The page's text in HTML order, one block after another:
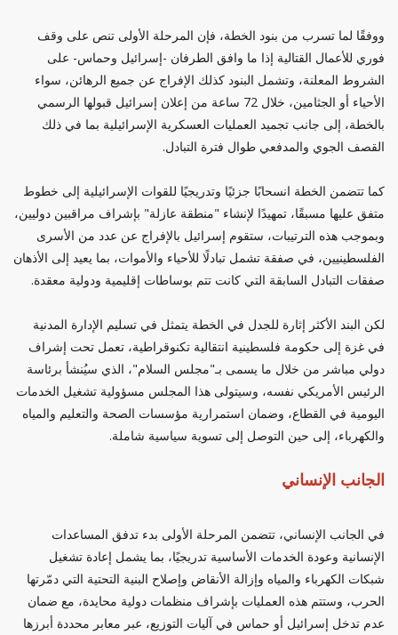
ووفقًا لما تسرب من بنود الخطة، فإن المرحلة الأولى تنص على وقف
فوري للأعمال القتالية إذا ما وافق الطرفان -إسرائيل وحماس- على
الشروط المعلنة، وتشمل البنود كذلك الإفراج عن جميع الرهائن، سواء
الأحياء أو الجثامين، خلال 72 ساعة من إعلان إسرائيل قبولها الرسمي
بالخطة، إلى جانب تجميد العمليات العسكرية الإسرائيلية بما في ذلك
القصف الجوي والمدفعي طوال فترة التبادل.
كما تتضمن الخطة انسحابًا جزئيًا وتدريجيًا للقوات الإسرائيلية إلى خطوط
متفق عليها مسبقًا، تمهيدًا لإنشاء "منطقة عازلة" بإشراف مراقبين دوليين،
وبموجب هذه الترتيبات، ستقوم إسرائيل بالإفراج عن عدد من الأسرى
الفلسطينيين، في صفقة تشمل تبادلًا للأحياء والأموات، بما يعيد إلى الأذهان
صفقات التبادل السابقة التي كانت تتم بوساطات إقليمية ودولية معقدة.
لكن البند الأكثر إثارة للجدل في الخطة يتمثل في تسليم الإدارة المدنية
في غزة إلى حكومة فلسطينية انتقالية تكنوقراطية، تعمل تحت إشراف
دولي مباشر من خلال ما يسمى بـ"مجلس السلام"، الذي سيُنشأ برئاسة
الرئيس الأمريكي نفسه، وسيتولى هذا المجلس مسؤولية تشغيل الخدمات
اليومية في القطاع، وضمان استمرارية مؤسسات الصحة والتعليم والمياه
والكهرباء، إلى حين التوصل إلى تسوية سياسية شاملة.
الجانب الإنساني
في الجانب الإنساني، تتضمن المرحلة الأولى بدء تدفق المساعدات
الإنسانية وعودة الخدمات الأساسية تدريجيًا، بما يشمل إعادة تشغيل
شبكات الكهرباء والمياه وإزالة الأنقاض وإصلاح البنية التحتية التي دمّرتها
الحرب، وستتم هذه العمليات بإشراف منظمات دولية محايدة، مع ضمان
عدم تدخل إسرائيل أو حماس في آليات التوزيع، عبر معابر محددة أبرزها